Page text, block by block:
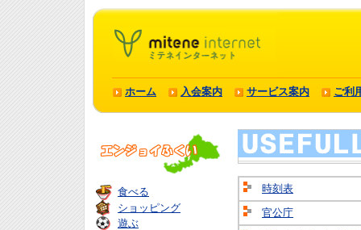
ホーム 入会案内 サービス案内 ご利
時刻表
官公庁
食べる
ショッピング
遊ぶ